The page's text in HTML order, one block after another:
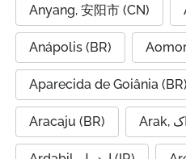
Anyang, 安阳市 (CN)
Anápolis (BR)
Aparecida de Goiânia (BR)
Aracaju (BR)